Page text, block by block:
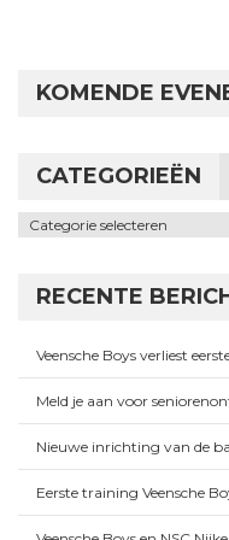
KOMENDE
CATEGORIEËN
Categorieën
RECENTE
Veensche Boys verliest
Meld je aan voor
Nieuwe inrichting van de
Eerste training Veensche